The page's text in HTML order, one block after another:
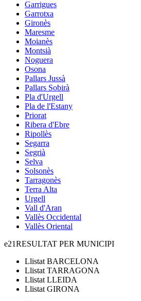
Garrigues
Garrotxa
Gironès
Maresme
Moianès
Montsià
Noguera
Osona
Pallars Jussà
Pallars Sobirà
Pla d'Urgell
Pla de l'Estany
Priorat
Ribera d'Ebre
Ripollès
Segarra
Segrià
Selva
Solsonès
Tarragonès
Terra Alta
Urgell
Vall d'Aran
Vallès Occidental
Vallès Oriental
e21RESULTAT PER MUNICIPI
Llistat BARCELONA
Llistat TARRAGONA
Llistat LLEIDA
Llistat GIRONA